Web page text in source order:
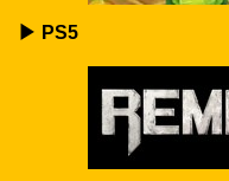
▶ PS5